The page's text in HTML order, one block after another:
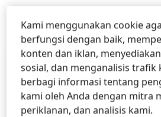
Kami menggunakan cookie
berfungsi dengan baik,
konten dan iklan,
sosial, dan menganalisis trafik
berbagi informasi tentang
kami oleh Anda dengan mitra
periklanan, dan analisis kami.